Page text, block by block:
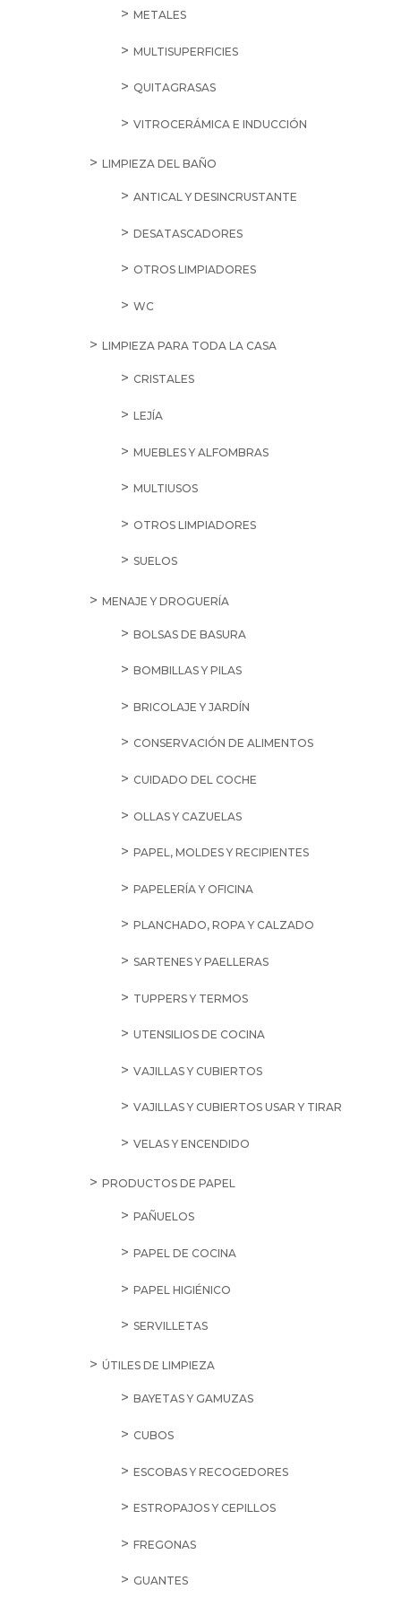
METALES
MULTISUPERFICIES
QUITAGRASAS
VITROCERÁMICA E INDUCCIÓN
LIMPIEZA DEL BAÑO
ANTICAL Y DESINCRUSTANTE
DESATASCADORES
OTROS LIMPIADORES
WC
LIMPIEZA PARA TODA LA CASA
CRISTALES
LEJÍA
MUEBLES Y ALFOMBRAS
MULTIUSOS
OTROS LIMPIADORES
SUELOS
MENAJE Y DROGUERÍA
BOLSAS DE BASURA
BOMBILLAS Y PILAS
BRICOLAJE Y JARDÍN
CONSERVACIÓN DE ALIMENTOS
CUIDADO DEL COCHE
OLLAS Y CAZUELAS
PAPEL, MOLDES Y RECIPIENTES
PAPELERÍA Y OFICINA
PLANCHADO, ROPA Y CALZADO
SARTENES Y PAELLERAS
TUPPERS Y TERMOS
UTENSILIOS DE COCINA
VAJILLAS Y CUBIERTOS
VAJILLAS Y CUBIERTOS USAR Y TIRAR
VELAS Y ENCENDIDO
PRODUCTOS DE PAPEL
PAÑUELOS
PAPEL DE COCINA
PAPEL HIGIÉNICO
SERVILLETAS
ÚTILES DE LIMPIEZA
BAYETAS Y GAMUZAS
CUBOS
ESCOBAS Y RECOGEDORES
ESTROPAJOS Y CEPILLOS
FREGONAS
GUANTES